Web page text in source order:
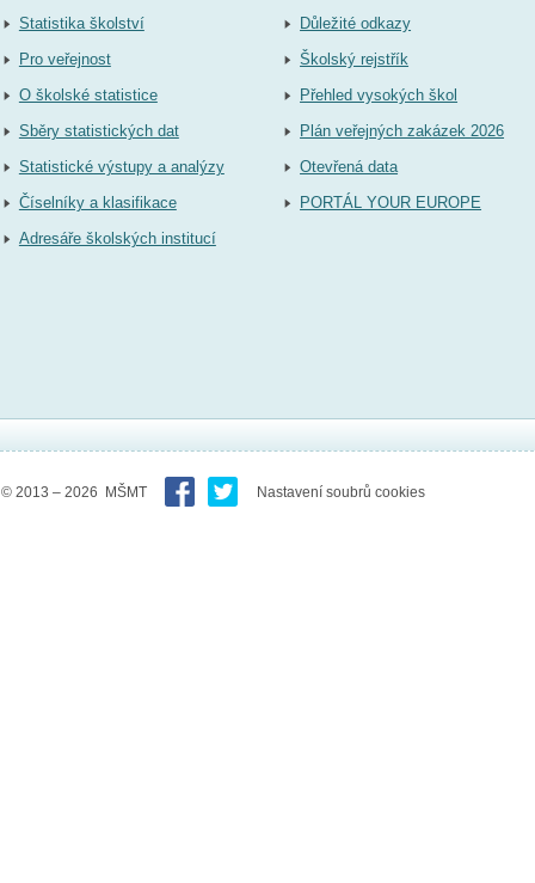
Statistika školství
Pro veřejnost
O školské statistice
Sběry statistických dat
Statistické výstupy a analýzy
Číselníky a klasifikace
Adresáře školských institucí
Důležité odkazy
Školský rejstřík
Přehled vysokých škol
Plán veřejných zakázek 2026
Otevřená data
PORTÁL YOUR EUROPE
© 2013 – 2026 MŠMT Nastavení soubrů cookies